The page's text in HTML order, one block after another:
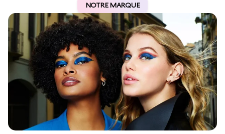
NOTRE MARQUE